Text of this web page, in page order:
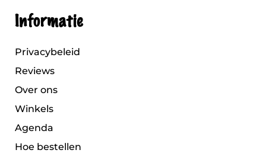
Informatie
Privacybeleid
Reviews
Over ons
Winkels
Agenda
Hoe bestellen